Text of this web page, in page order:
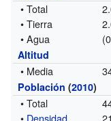
• Total
• Tierra
• Agua
Altitud
• Media
Población (2010)
• Total
• Densidad